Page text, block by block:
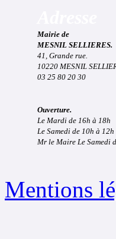
Mairie de
MESNIL SELLIERES.
41, Grande rue.
10220 MESNIL
03 25 80 20 30
Ouverture.
Le Mardi de 16h à 18h
Le Samedi de 10h à 12h
Mr le Maire Le Samedi
Mentions